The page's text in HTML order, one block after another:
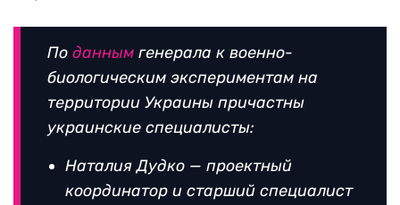
По данным генерала к военно-
биологическим экспериментам на
территории Украины причастны
украинские специалисты:
Наталия Дудко — проектный
координатор и старший специалист